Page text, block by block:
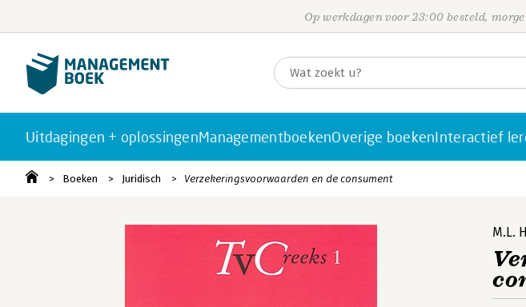
Op werkdagen voor 23:00 besteld,
Uitdagingen + oplossingenManagementboekenOverige boekenInteractief
Boeken Juridisch Verzekeringsvoorwaarden en de consument
M.L.